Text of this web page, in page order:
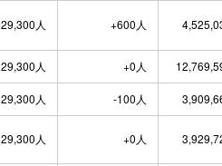
29,300人 +600人
29,300人 +0人
29,300人 -100人
29,300人 +0人